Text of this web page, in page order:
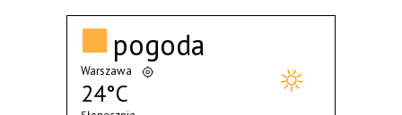
pogoda
Warszawa
24°C